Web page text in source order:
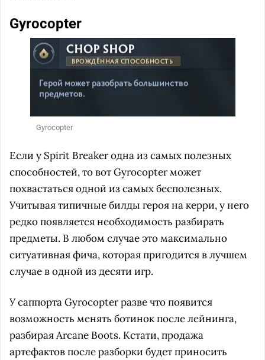
Gyrocopter
Gyrocopter
Если у Spirit Breaker одна из самых полезных
способностей, то вот Gyrocopter может
похвастаться одной из самых бесполезных.
Учитывая типичные билды героя на керри, у него
редко появляется необходимость разбирать
предметы. В любом случае это максимально
ситуативная фича, которая пригодится в лучшем
случае в одной из десяти игр.
У саппорта Gyrocopter разве что появится
возможность менять ботинок после лейнинга,
разбирая Arcane Boots. Кстати, продажа
артефактов после разборки будет приносить